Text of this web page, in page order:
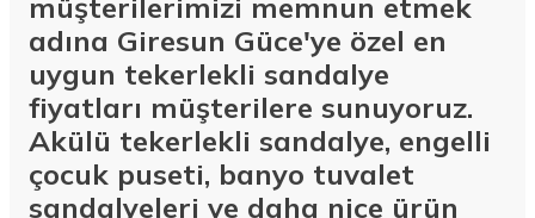
müşterilerimizi memnun etmek
adına Giresun Güce'ye özel en
uygun tekerlekli sandalye
fiyatları müşterilere sunuyoruz.
Akülü tekerlekli sandalye, engelli
çocuk puseti, banyo tuvalet
sandalyeleri ve daha nice ürün